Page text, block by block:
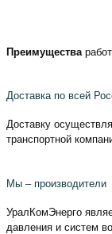
Преимущества
Доставка по всей
Доставку
транспортной
Мы – производители
УралКомЭнерго
давления и систем